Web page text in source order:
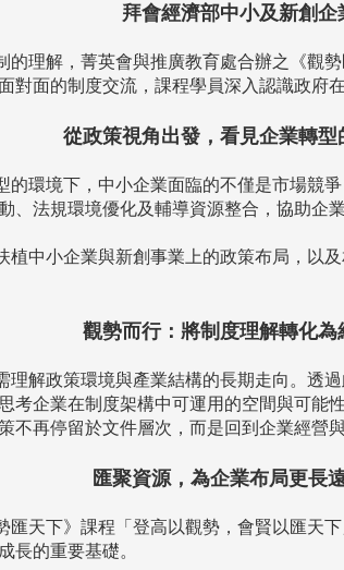
拜會經濟部中小及新創企
理解，菁英會與推廣教育處合辦之《觀
對面的制度交流，課程學員深入認識政府
從政策視角出發，看見企業轉型
環境下，中小企業面臨的不僅是市場競
、法規環境優化及輔導資源整合，協助企
中小企業與新創事業上的政策布局，以
觀勢而行：將制度理解轉化為
解政策環境與產業結構的長期走向。透
考企業在制度架構中可運用的空間與可能
不再停留於文件層次，而是回到企業經營
匯聚資源，為企業布局更長
天下》課程「登高以觀勢，會賢以匯天
長的重要基礎。